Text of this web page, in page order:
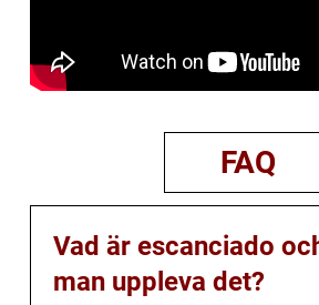
FAQ
Vad är escanciado
man uppleva det?